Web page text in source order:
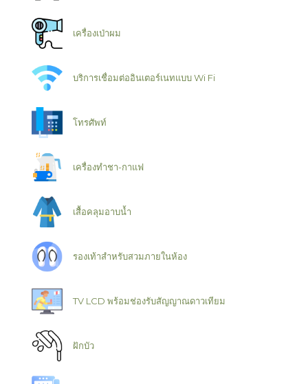
เครื่องเป่าผม
บริการเชื่อมต่ออินเตอร์เนทแบบ Wi Fi
โทรศัพท์
เครื่องทำชา-กาแฟ
เสื้อคลุมอาบน้ำ
รองเท้าสำหรับสวมภายในห้อง
TV LCD พร้อมช่องรับสัญญาณดาวเทียม
ฝักบัว